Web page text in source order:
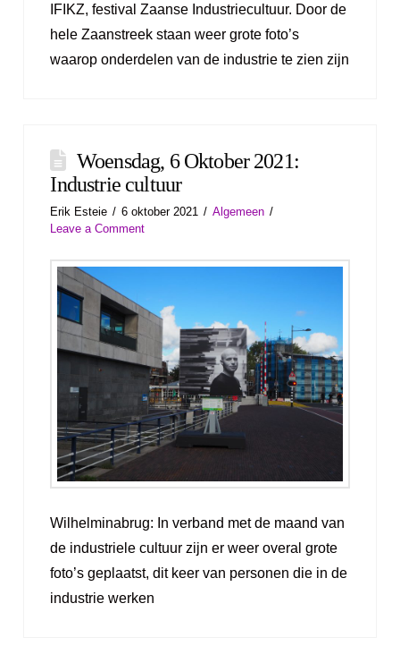
IFIKZ, festival Zaanse Industriecultuur. Door de
hele Zaanstreek staan weer grote foto’s
waarop onderdelen van de industrie te zien zijn
Woensdag, 6 Oktober 2021:
Industrie cultuur
Erik Esteie 6 oktober 2021
Algemeen
Leave a Comment
Wilhelminabrug: In verband met de maand van
de industriele cultuur zijn er weer overal grote
foto’s geplaatst, dit keer van personen die in de
industrie werken